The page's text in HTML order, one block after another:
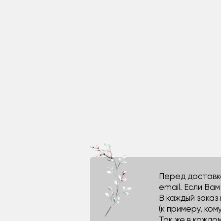
Перед
email. Если
В каждый
(к примеру,